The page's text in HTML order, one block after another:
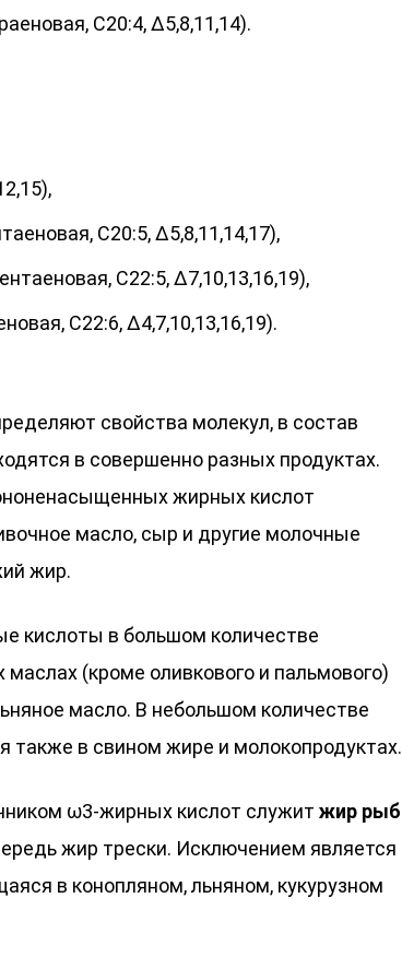
С20:4, Δ5,8,11,14).
С20:5, Δ5,8,11,14,17),
С22:5, Δ7,10,13,16,19),
С22:6, Δ4,7,10,13,16,19).
свойства молекул, в состав
в совершенно разных продуктах.
жирных кислот
масло, сыр и другие молочные
жир.
кислоты в большом количестве
(кроме оливкового и пальмового)
масло. В небольшом количестве
также в свином жире и молокопродуктах.
ω3-жирных кислот служит жир рыб
жир трески. Исключением является
в конопляном, льняном, кукурузном